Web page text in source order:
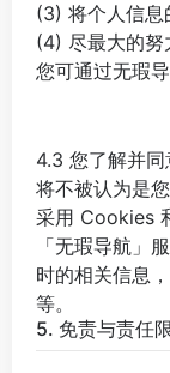
(3) 将个人信息
(4) 尽最大的努
您可通过无瑕
4.3 您了解并
将不被认为是
采用 Cookies
「无瑕导航」
时的相关信息
等。
5. 免责与责任